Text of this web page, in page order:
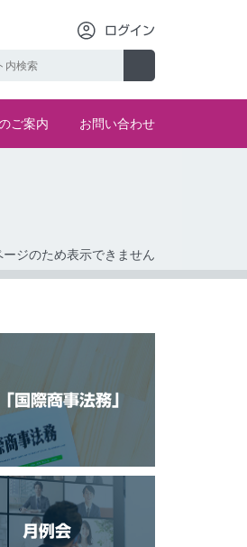
ログイン
ご案内 お問い合わせ
ージのため表示できません
国際商事法務」
月例会